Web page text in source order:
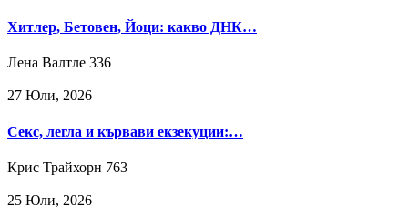
Хитлер, Бетовен, Йоци: какво ДНК…
Лена Валтле 336
27 Юли, 2026
Секс, легла и кървави екзекуции:…
Крис Трайхорн 763
25 Юли, 2026